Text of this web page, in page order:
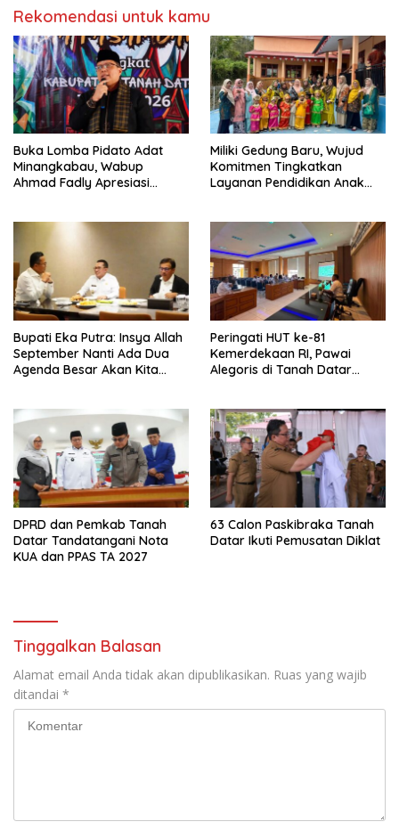
Rekomendasi untuk kamu
Buka Lomba Pidato Adat
Minangkabau, Wabup
Ahmad Fadly Apresiasi
Miliki Gedung Baru, Wujud
Komitmen Tingkatkan
Layanan Pendidikan Anak
Bupati Eka Putra: Insya Allah
September Nanti Ada Dua
Agenda Besar Akan Kita
Peringati HUT ke-81
Kemerdekaan RI, Pawai
Alegoris di Tanah Datar
DPRD dan Pemkab Tanah
Datar Tandatangani Nota
KUA dan PPAS TA 2027
63 Calon Paskibraka Tanah
Datar Ikuti Pemusatan Diklat
Tinggalkan Balasan
Alamat email Anda tidak akan dipublikasikan. Ruas yang wajib
ditandai *